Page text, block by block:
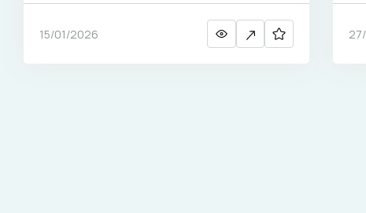
15/01/2026